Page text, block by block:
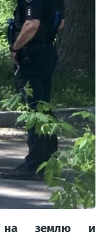
на землю и